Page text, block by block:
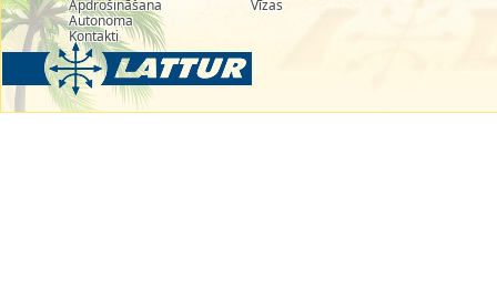
Apdrošināšana
Autonoma
Kontakti
Vīzas